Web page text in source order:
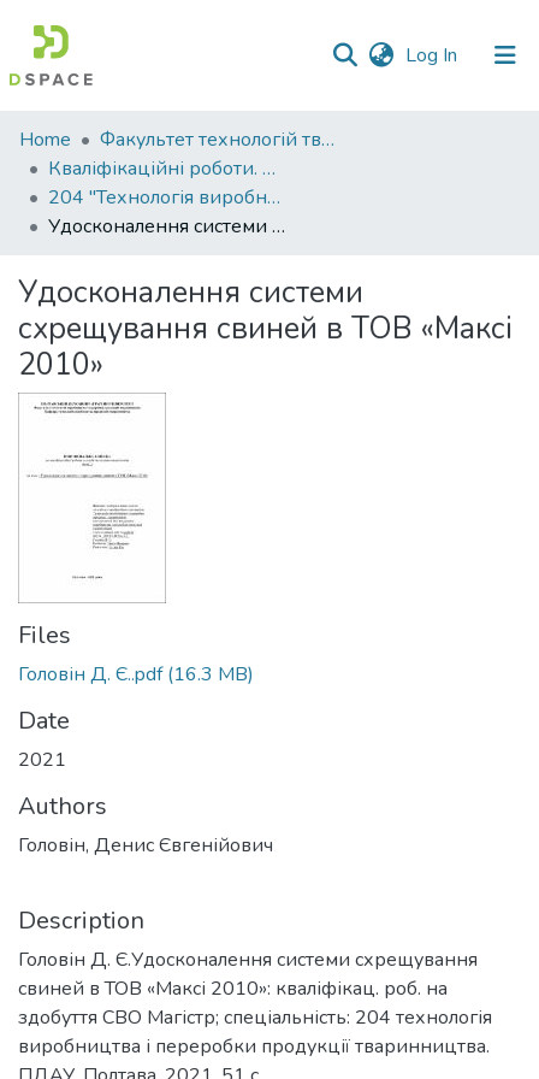
Log In (current)
Communities
&
Collections
All of DSpace
Statistics
Home
Факультет технологій тваринництва та продовольства
Кваліфікаційні роботи. Факультет технологій тваринництва та продовольства
204 "Технологія виробництва і переробки продукції тваринництва" - Магістри 2021-2022
Удосконалення системи схрещування свиней в ТОВ «Максі 2010»
Удосконалення системи
схрещування свиней в ТОВ «Максі
2010»
Files
Головін Д. Є..pdf(16.3 MB)
Date
2021
Authors
Головін, Денис Євгенійович
Description
Головін Д. Є.Удосконалення системи схрещування
свиней в ТОВ «Максі 2010»: кваліфікац. роб. на
здобуття СВО Магістр; спеціальність: 204 технологія
виробництва і переробки продукції тваринництва.